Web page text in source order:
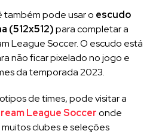
também pode usar o escudo
(512x512)para completar a
League Soccer. O escudo está
não ficar pixelado no jogo e
da temporada 2023.
de times, pode visitar a
League Socceronde
clubes e seleções